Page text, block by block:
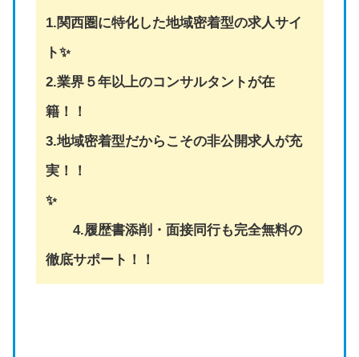
1.関西圏に特化した地域密着型の求人サイ
ト✨
2.業界５年以上のコンサルタントが在
籍！！
3.地域密着型だからこその非公開求人が充
実！！
✨
4.履歴書添削・面接同行も完全無料の
徹底サポート！！